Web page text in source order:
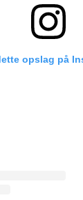
opslag på